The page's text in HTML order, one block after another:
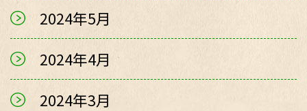
2024年5月
2024年4月
2024年3月